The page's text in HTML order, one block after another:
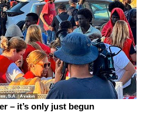
– it’s only just begun